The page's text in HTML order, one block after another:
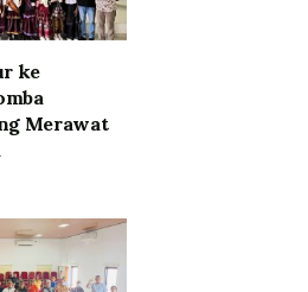
ke
Merawat